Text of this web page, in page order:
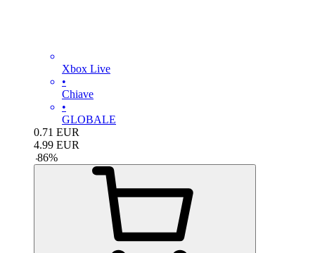
Xbox Live
•
Chiave
•
GLOBALE
0.71 EUR
4.99 EUR
-86%